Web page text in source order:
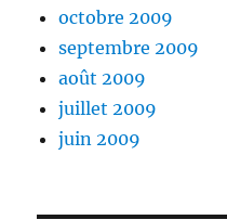
octobre 2009
septembre 2009
août 2009
juillet 2009
juin 2009